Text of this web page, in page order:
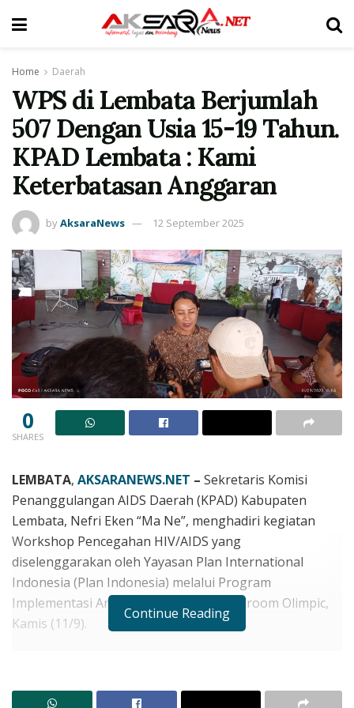
Home Daerah
WPS di Lembata Berjumlah
507 Dengan Usia 15-19 Tahun.
KPAD Lembata : Kami
Keterbatasan Anggaran
byAksaraNews 12 September 2025
0
SHARES
LEMBATA, AKSARANEWS.NET – Sekretaris Komisi
Penanggulangan AIDS Daerah (KPAD) Kabupaten
Lembata, Nefri Eken “Ma Ne”, menghadiri kegiatan
Workshop Pencegahan HIV/AIDS yang
diselenggarakan oleh Yayasan Plan International
Indonesia (Plan Indonesia) melalui Program
Implementasi Area Lembata di Aula Ballroom Olimpic,
Kamis (11/9).
serta pemangku kepentingan di Kabupaten Lembata
Continue Reading